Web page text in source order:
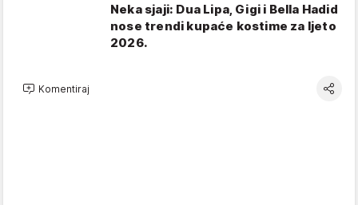
Neka sjaji: Dua Lipa, Gigi i Bella Hadid
nose trendi kupaće kostime za ljeto
2026.
Komentiraj